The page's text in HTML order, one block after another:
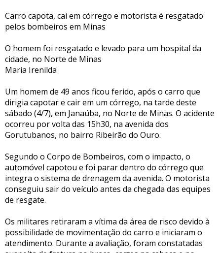
Carro capota, cai em córrego e motorista é resgatado
pelos bombeiros em Minas
O homem foi resgatado e levado para um hospital da
cidade, no Norte de Minas
Maria Irenilda
Um homem de 49 anos ficou ferido, após o carro que
dirigia capotar e cair em um córrego, na tarde deste
sábado (4/7), em Janaúba, no Norte de Minas. O acidente
ocorreu por volta das 15h30, na avenida dos
Gorutubanos, no bairro Ribeirão do Ouro.
Segundo o Corpo de Bombeiros, com o impacto, o
automóvel capotou e foi parar dentro do córrego que
integra o sistema de drenagem da avenida. O motorista
conseguiu sair do veículo antes da chegada das equipes
de resgate.
Os militares retiraram a vítima da área de risco devido à
possibilidade de movimentação do carro e iniciaram o
atendimento. Durante a avaliação, foram constatadas